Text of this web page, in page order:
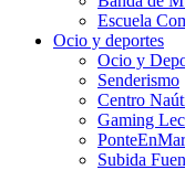
Escuela
Ocio y deportes
Ocio y
Senderismo
Centro
Gaming
Subida